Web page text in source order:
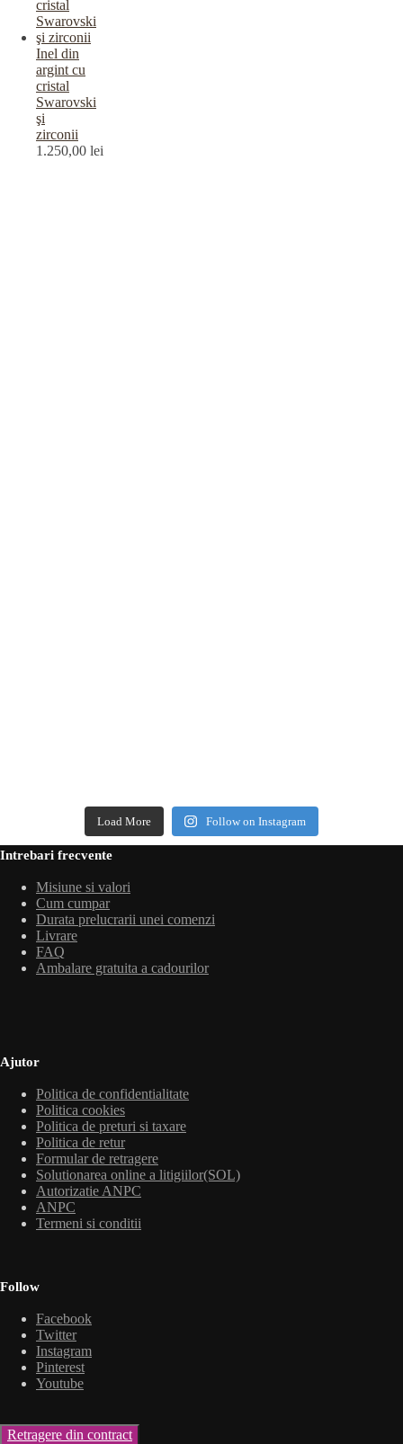
Inel din
argint cu
cristal
Swarovski
şi
zirconii
1.250,00 lei
Load More Follow on Instagram
Intrebari frecvente
Misiune si valori
Cum cumpar
Durata prelucrarii unei comenzi
Livrare
FAQ
Ambalare gratuita a cadourilor
Ajutor
Politica de confidentialitate
Politica cookies
Politica de preturi si taxare
Politica de retur
Formular de retragere
Solutionarea online a litigiilor(SOL)
Autorizatie ANPC
ANPC
Termeni si conditii
Follow
Facebook
Twitter
Instagram
Pinterest
Youtube
Retragere din contract